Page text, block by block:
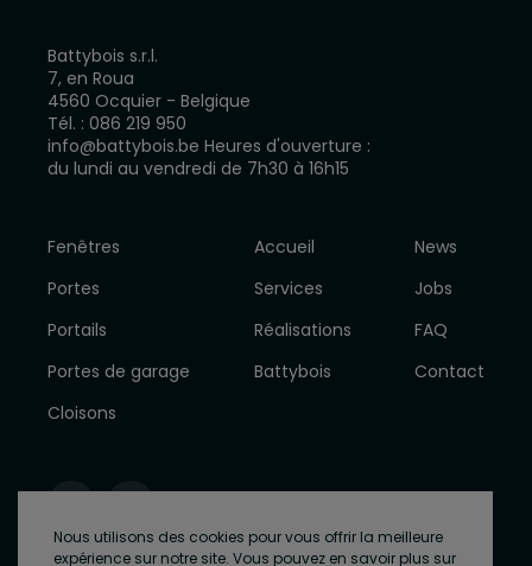
Battybois s.r.l.
7, en Roua
4560 Ocquier - Belgique
Tél. : 086 219 950
info@battybois.be Heures d'ouverture :
du lundi au vendredi de 7h30 à 16h15
Fenêtres
Portes
Portails
Portes de garage
Cloisons
Accueil
Services
Réalisations
Battybois
News
Jobs
FAQ
Contact
Nous utilisons des cookies pour vous offrir la meilleure
expérience sur notre site. Vous pouvez en savoir plus sur